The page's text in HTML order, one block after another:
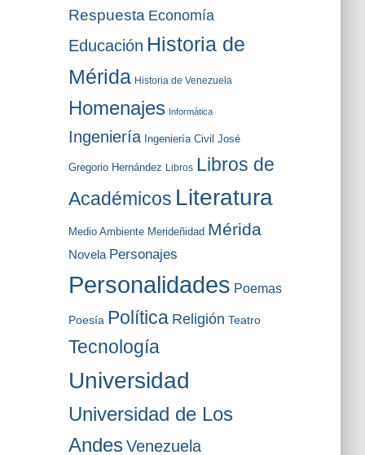
Respuesta Economía
Educación Historia de
Mérida Historia de Venezuela
Homenajes Informática
Ingeniería Ingeniería Civil José
Gregorio Hernández Libros Libros de
Académicos Literatura
Medio Ambiente Merideñidad Mérida
Novela Personajes
Personalidades Poemas
Poesía Política Religión Teatro
Tecnología
Universidad
Universidad de Los
Andes Venezuela